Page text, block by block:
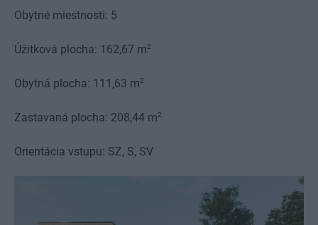
Obytné miestnosti: 5
Úžitková plocha: 162,67 m2
Obytná plocha: 111,63 m2
Zastavaná plocha: 208,44 m2
Orientácia vstupu: SZ, S, SV